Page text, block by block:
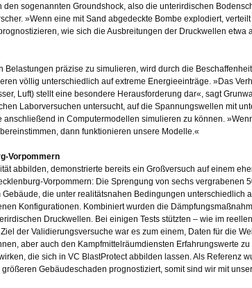
sogenannten Groundshock, also die unterirdischen
»Wenn eine mit Sand abgedeckte Bombe explodiert,
wie sich die Ausbreitungen der Druckwellen etwa
Belastungen präzise zu simulieren, wird durch die
völlig unterschiedlich auf extreme Energieeinträge. »Das
Luft) stellt eine besondere Herausforderung dar«, sagt
Laborversuchen untersucht, auf die Spannungswellen mit
anschließend in Computermodellen simulieren zu können.
dann funktionieren unsere Modelle.«
Vorpommern
abbilden, demonstrierte bereits ein Großversuch auf einem
Vorpommern: Die Sprengung von sechs vergrabenen
die unter realitätsnahen Bedingungen unterschiedlich
Konfigurationen. Kombiniert wurden die
Druckwellen. Bei einigen Tests stützten – wie im
der Validierungsversuche war es zum einem, Daten für die
aber auch den Kampfmittelräumdiensten Erfahrungswerte
die sich in VC BlastProtect abbilden lassen. Als Referenz
Gebäudeschaden prognostiziert, somit sind wir mit